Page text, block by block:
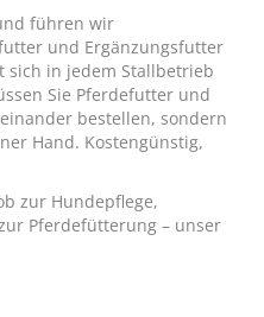
führen wir
und Ergänzungsfutter
sich in jedem Stallbetrieb
Sie Pferdefutter und
bestellen, sondern
Hand. Kostengünstig,
zur Hundepflege,
Pferdefütterung – unser